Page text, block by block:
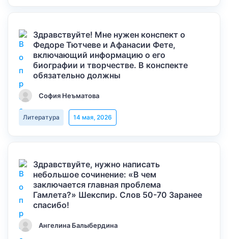
Здравствуйте! Мне нужен конспект о
Федоре Тютчеве и Афанасии Фете,
включающий информацию о его
биографии и творчестве. В конспекте
обязательно должны
София Неъматова
Литература 14 мая, 2026
Здравствуйте, нужно написать
небольшое сочинение: «В чем
заключается главная проблема
Гамлета?» Шекспир. Слов 50-70 Заранее
спасибо!
Ангелина Балыбердина